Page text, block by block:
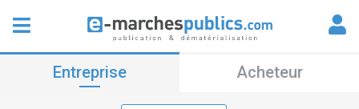
Entreprise Acheteur